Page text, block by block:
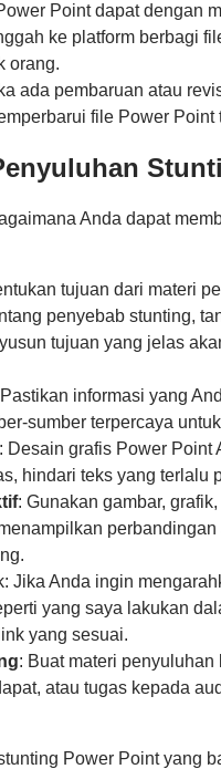
Point dapat dengan
ke platform berbagi
orang.
ada pembaruan atau
file Power
Anda dapat
tujuan dari materi
penyebab stunting,
tujuan yang jelas
informasi yang
sumber terpercaya
: Desain grafis Power Point
hindari teks yang terlalu
: Gunakan gambar,
Jika Anda ingin
yang saya lakukan
yang sesuai.
: Buat materi
atau tugas kepada
Power Point yang